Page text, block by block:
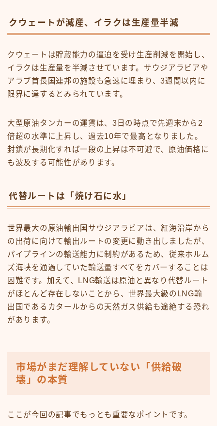
クウェートが減産、イラクは生産量半減
クウェートは貯蔵能力の逼迫を受け生産削減を開始し、
イラクは生産量を半減させています。サウジアラビアや
アラブ首長国連邦の施設も急速に埋まり、3週間以内に
限界に達するとみられています。
大型原油タンカーの運賃は、3日の時点で先週末から2
倍超の水準に上昇し、過去10年で最高となりました。
封鎖が長期化すれば一段の上昇は不可避で、原油価格に
も波及する可能性があります。
代替ルートは「焼け石に水」
世界最大の原油輸出国サウジアラビアは、紅海沿岸から
の出荷に向けて輸出ルートの変更に動き出しましたが、
パイプラインの輸送能力に制約があるため、従来ホルム
ズ海峡を通過していた輸送量すべてをカバーすることは
困難です。加えて、LNG輸送は原油と異なり代替ルート
がほとんど存在しないことから、世界最大級のLNG輸
出国であるカタールからの天然ガス供給も途絶する恐れ
があります。
市場がまだ理解していない「供給破
壊」の本質
ここが今回の記事でもっとも重要なポイントです。